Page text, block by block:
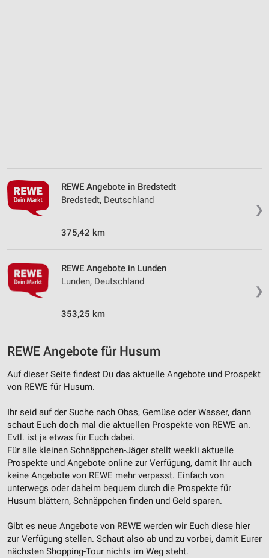
❯
REWE Angebote in Bredstedt
Bredstedt, Deutschland
375,42 km
❯
REWE Angebote in Lunden
Lunden, Deutschland
353,25 km
REWE Angebote für Husum
Auf dieser Seite findest Du das aktuelle Angebote und Prospekt
von REWE für Husum.
Ihr seid auf der Suche nach Obss, Gemüse oder Wasser, dann
schaut Euch doch mal die aktuellen Prospekte von REWE an.
Evtl. ist ja etwas für Euch dabei.
Für alle kleinen Schnäppchen-Jäger stellt weekli aktuelle
Prospekte und Angebote online zur Verfügung, damit Ihr auch
keine Angebote von REWE mehr verpasst. Einfach von
unterwegs oder daheim bequem durch die Prospekte für
Husum blättern, Schnäppchen finden und Geld sparen.
Gibt es neue Angebote von REWE werden wir Euch diese hier
zur Verfügung stellen. Schaut also ab und zu vorbei, damit Eurer
nächsten Shopping-Tour nichts im Weg steht.
Geräte anhand von aktiv angeforderten
Informationen identifizieren
Nicht-IAB-Verarbeitungszwecke:
Performance
Funktional